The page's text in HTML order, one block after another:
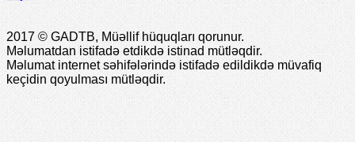
2017 © GADTB, Müəllif hüquqları qorunur.
Məlumatdan istifadə etdikdə istinad mütləqdir.
Məlumat internet səhifələrində istifadə edildikdə müvafiq
keçidin qoyulması mütləqdir.